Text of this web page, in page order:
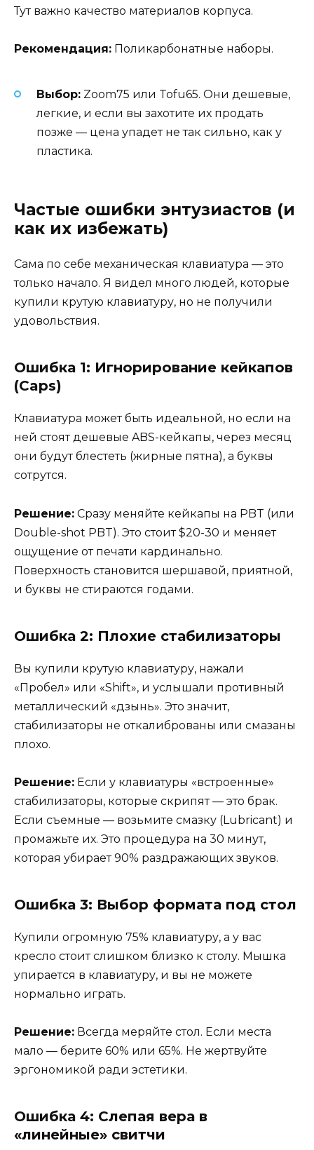
Тут важно качество материалов корпуса.
Рекомендация: Поликарбонатные наборы.
Выбор: Zoom75 или Tofu65. Они дешевые,
легкие, и если вы захотите их продать
позже — цена упадет не так сильно, как у
пластика.
Частые ошибки энтузиастов (и
как их избежать)
Сама по себе механическая клавиатура — это
только начало. Я видел много людей, которые
купили крутую клавиатуру, но не получили
удовольствия.
Ошибка 1: Игнорирование кейкапов
(Caps)
Клавиатура может быть идеальной, но если на
ней стоят дешевые ABS-кейкапы, через месяц
они будут блестеть (жирные пятна), а буквы
сотрутся.
Решение: Сразу меняйте кейкапы на PBT (или
Double-shot PBT). Это стоит $20-30 и меняет
ощущение от печати кардинально.
Поверхность становится шершавой, приятной,
и буквы не стираются годами.
Ошибка 2: Плохие стабилизаторы
Вы купили крутую клавиатуру, нажали
«Пробел» или «Shift», и услышали противный
металлический «дзынь». Это значит,
стабилизаторы не откалиброваны или смазаны
плохо.
Решение: Если у клавиатуры «встроенные»
стабилизаторы, которые скрипят — это брак.
Если съемные — возьмите смазку (Lubricant) и
промажьте их. Это процедура на 30 минут,
которая убирает 90% раздражающих звуков.
Ошибка 3: Выбор формата под стол
Купили огромную 75% клавиатуру, а у вас
кресло стоит слишком близко к столу. Мышка
упирается в клавиатуру, и вы не можете
нормально играть.
Решение: Всегда меряйте стол. Если места
мало — берите 60% или 65%. Не жертвуйте
эргономикой ради эстетики.
Ошибка 4: Слепая вера в
«линейные» свитчи